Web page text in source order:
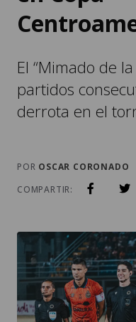
El “Mimado de
partidos
derrota en el
POR OSCAR CORONADO
COMPARTIR: